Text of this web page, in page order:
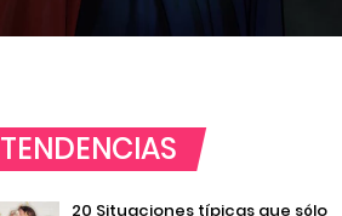
TENDENCIAS
20 Situaciones típicas que sólo